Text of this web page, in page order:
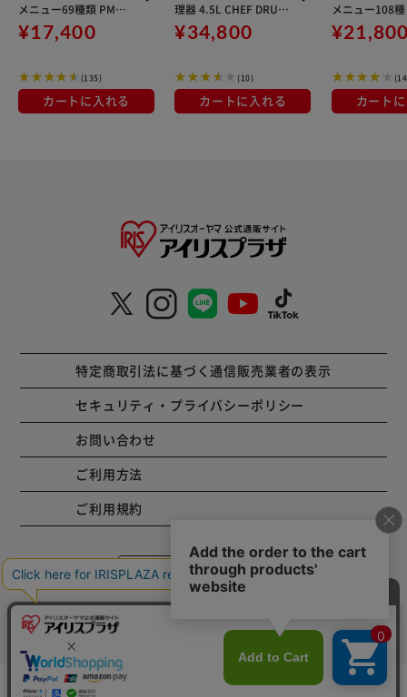
メニュー69種類 PMPC
-MA2-B ネット限定モ
デル ブラック
¥17,400
(135)
カートに入れる
理器 4.5L CHEF DRUM
自動調理鍋 DAC-IB2-C
アイボリー CDSALE
¥34,800
(10)
カートに入れる
メニュー108
MB3-C アイボ
カート
特定商取引法に基づく通信販売業者の表示
セキュリティ・プライバシーポリシー
お問い合わせ
ご利用方法
ご利用規約
コーポレートサイト
Copyright © 2001 IRISPLAZA. ALL Rights Reserved.